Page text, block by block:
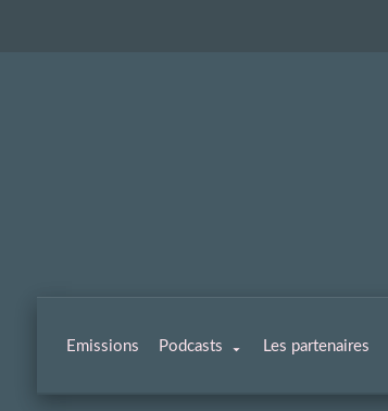
Emissions Podcasts Les partenaires